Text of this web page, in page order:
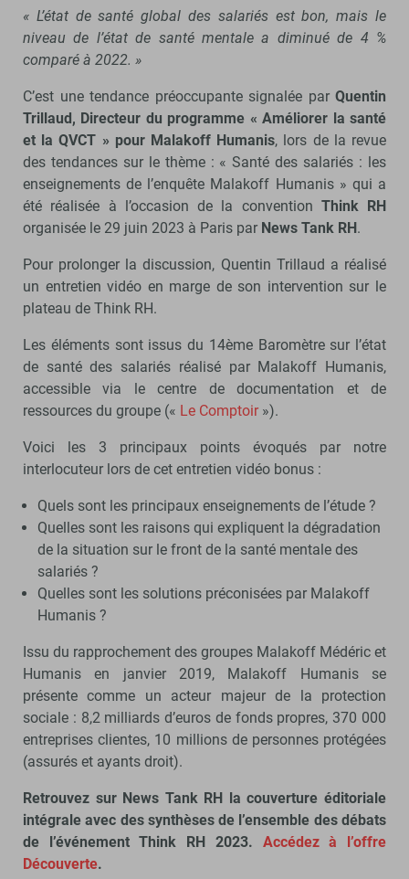
« L’état de santé global des salariés est bon, mais le
niveau de l’état de santé mentale a diminué de 4 %
comparé à 2022. »
C’est une tendance préoccupante signalée par Quentin
Trillaud, Directeur du programme « Améliorer la santé
et la QVCT » pour Malakoff Humanis, lors de la revue
des tendances sur le thème : « Santé des salariés : les
enseignements de l’enquête Malakoff Humanis » qui a
été réalisée à l’occasion de la convention Think RH
organisée le 29 juin 2023 à Paris par News Tank RH.
Pour prolonger la discussion, Quentin Trillaud a réalisé
un entretien vidéo en marge de son intervention sur le
plateau de Think RH.
Les éléments sont issus du 14ème Baromètre sur l’état
de santé des salariés réalisé par Malakoff Humanis,
accessible via le centre de documentation et de
ressources du groupe (« Le Comptoir »).
Voici les 3 principaux points évoqués par notre
interlocuteur lors de cet entretien vidéo bonus :
Quels sont les principaux enseignements de l’étude ?
Quelles sont les raisons qui expliquent la dégradation
de la situation sur le front de la santé mentale des
salariés ?
Quelles sont les solutions préconisées par Malakoff
Humanis ?
Issu du rapprochement des groupes Malakoff Médéric et
Humanis en janvier 2019, Malakoff Humanis se
présente comme un acteur majeur de la protection
sociale : 8,2 milliards d’euros de fonds propres, 370 000
entreprises clientes, 10 millions de personnes protégées
(assurés et ayants droit).
Retrouvez sur News Tank RH la couverture éditoriale
intégrale avec des synthèses de l’ensemble des débats
de l’événement Think RH 2023. Accédez à l’offre
Découverte.